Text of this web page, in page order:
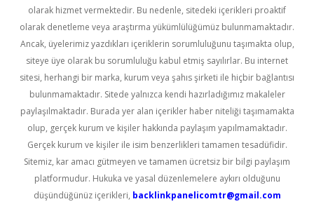
olarak hizmet vermektedir. Bu nedenle, sitedeki içerikleri proaktif
olarak denetleme veya araştırma yükümlülüğümüz bulunmamaktadır.
Ancak, üyelerimiz yazdıkları içeriklerin sorumluluğunu taşımakta olup,
siteye üye olarak bu sorumluluğu kabul etmiş sayılırlar. Bu internet
sitesi, herhangi bir marka, kurum veya şahıs şirketi ile hiçbir bağlantısı
bulunmamaktadır. Sitede yalnızca kendi hazırladığımız makaleler
paylaşılmaktadır. Burada yer alan içerikler haber niteliği taşımamakta
olup, gerçek kurum ve kişiler hakkında paylaşım yapılmamaktadır.
Gerçek kurum ve kişiler ile isim benzerlikleri tamamen tesadüfidir.
Sitemiz, kar amacı gütmeyen ve tamamen ücretsiz bir bilgi paylaşım
platformudur. Hukuka ve yasal düzenlemelere aykırı olduğunu
düşündüğünüz içerikleri, backlinkpanelicomtr@gmail.com